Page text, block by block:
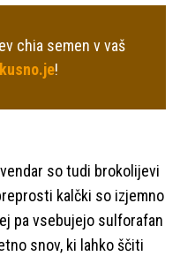
chia semen v vaš
!
so tudi brokolijevi
kalčki so izjemno
pa vsebujejo sulforafan
snov, ki lahko ščiti